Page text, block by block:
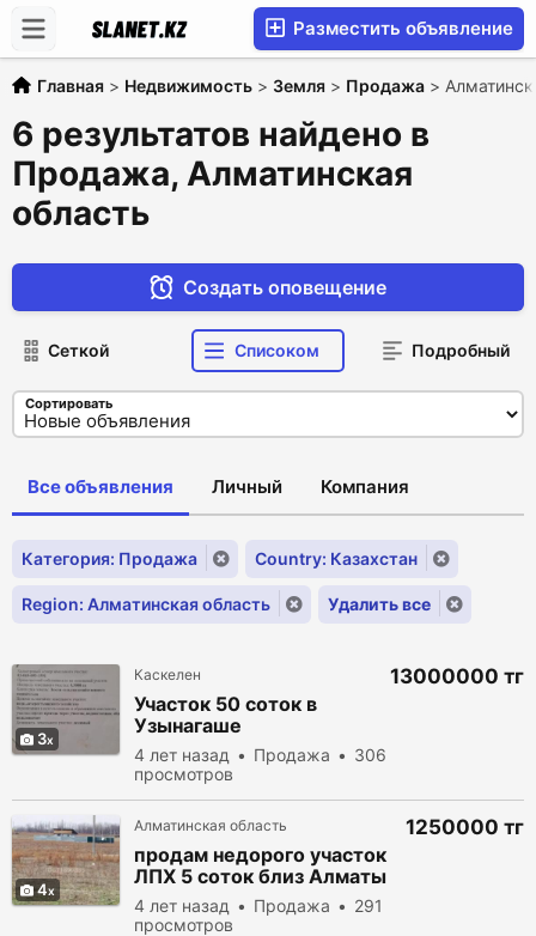
Разместить объявление
Главная > Недвижимость > Земля > Продажа >
6 результатов найдено в
Продажа, Алматинская
область
Создать оповещение
Сеткой Списоком Подробный
Сортировать
Все объявления Личный Компания
Категория: Продажа Country: Казахстан
Region: Алматинская область Удалить все
3
Каскелен
Участок 50 соток в
Узынагаше
4 лет назад Продажа
306
просмотров
13000000 тг
4
Алматинская область
продам недорого участок
ЛПХ 5 соток близ Алматы
4 лет назад Продажа
291
просмотров
1250000 тг